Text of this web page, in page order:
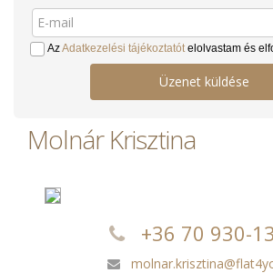
AzAdatkezelési tájékoztatótelolvastam és
Üzenet küldése
Molnár Krisztina
+36 70 930-